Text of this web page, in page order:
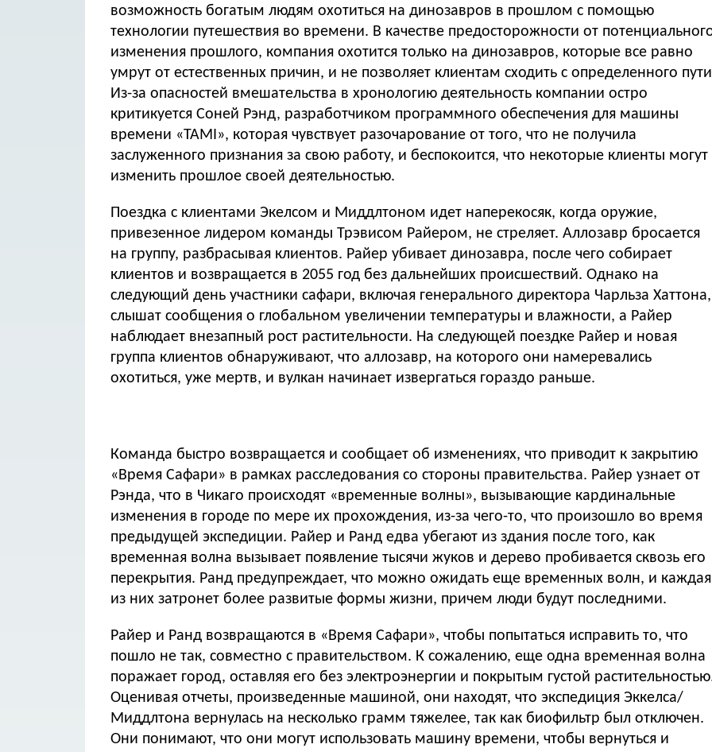
возможность богатым людям охотиться на динозавров в прошлом с помощью
технологии путешествия во времени. В качестве предосторожности от
изменения прошлого, компания охотится только на динозавров, которые все равно
умрут от естественных причин, и не позволяет клиентам сходить с определенного
Из-за опасностей вмешательства в хронологию деятельность компании остро
критикуется Соней Рэнд, разработчиком программного обеспечения для машины
времени «TAMI», которая чувствует разочарование от того, что не получила
заслуженного признания за свою работу, и беспокоится, что некоторые клиенты могут
изменить прошлое своей деятельностью.
Поездка с клиентами Экелсом и Миддлтоном идет наперекосяк, когда оружие,
привезенное лидером команды Трэвисом Райером, не стреляет. Аллозавр бросается
на группу, разбрасывая клиентов. Райер убивает динозавра, после чего собирает
клиентов и возвращается в 2055 год без дальнейших происшествий. Однако на
следующий день участники сафари, включая генерального директора Чарльза Хаттона,
слышат сообщения о глобальном увеличении температуры и влажности, а Райер
наблюдает внезапный рост растительности. На следующей поездке Райер и новая
группа клиентов обнаруживают, что аллозавр, на которого они намеревались
охотиться, уже мертв, и вулкан начинает извергаться гораздо раньше.
Команда быстро возвращается и сообщает об изменениях, что приводит к закрытию
«Время Сафари» в рамках расследования со стороны правительства. Райер узнает от
Рэнда, что в Чикаго происходят «временные волны», вызывающие кардинальные
изменения в городе по мере их прохождения, из-за чего-то, что произошло во время
предыдущей экспедиции. Райер и Ранд едва убегают из здания после того, как
временная волна вызывает появление тысячи жуков и дерево пробивается сквозь его
перекрытия. Ранд предупреждает, что можно ожидать еще временных волн, и каждая
из них затронет более развитые формы жизни, причем люди будут последними.
Райер и Ранд возвращаются в «Время Сафари», чтобы попытаться исправить то, что
пошло не так, совместно с правительством. К сожалению, еще одна временная волна
поражает город, оставляя его без электроэнергии и покрытым густой
Оценивая отчеты, произведенные машиной, они находят, что экспедиция Эккелса/
Миддлтона вернулась на несколько грамм тяжелее, так как биофильтр был отключен.
Они понимают, что они могут использовать машину времени, чтобы вернуться и